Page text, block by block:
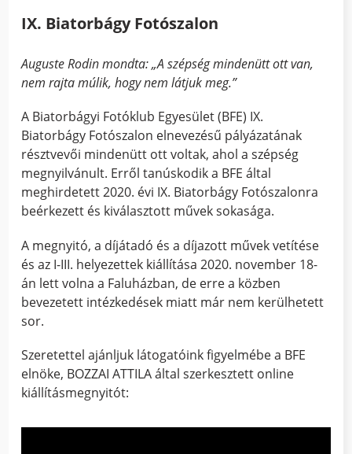
IX. Biatorbágy Fotószalon
Auguste Rodin mondta: „A szépség mindenütt ott van,
nem rajta múlik, hogy nem látjuk meg.”
A Biatorbágyi Fotóklub Egyesület (BFE) IX.
Biatorbágy Fotószalon elnevezésű pályázatának
résztvevői mindenütt ott voltak, ahol a szépség
megnyilvánult. Erről tanúskodik a BFE által
meghirdetett 2020. évi IX. Biatorbágy Fotószalonra
beérkezett és kiválasztott művek sokasága.
A megnyitó, a díjátadó és a díjazott művek vetítése
és az I-III. helyezettek kiállítása 2020. november 18-
án lett volna a Faluházban, de erre a közben
bevezetett intézkedések miatt már nem kerülhetett
sor.
Szeretettel ajánljuk látogatóink figyelmébe a BFE
elnöke, BOZZAI ATTILA által szerkesztett online
kiállításmegnyitót: